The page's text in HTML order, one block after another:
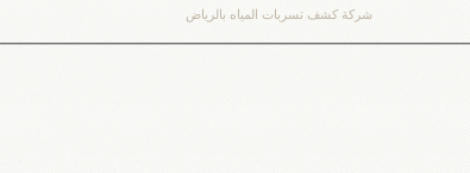
شركة كشف تسربات المياه بالرياض